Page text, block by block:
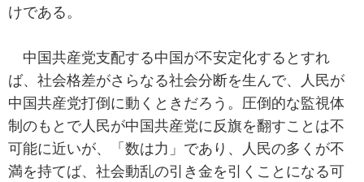
けである。
中国共産党支配する中国が不安定化するとすれ
ば、社会格差がさらなる社会分断を生んで、人民が
中国共産党打倒に動くときだろう。圧倒的な監視体
制のもとで人民が中国共産党に反旗を翻すことは不
可能に近いが、「数は力」であり、人民の多くが不
満を持てば、社会動乱の引き金を引くことになる可